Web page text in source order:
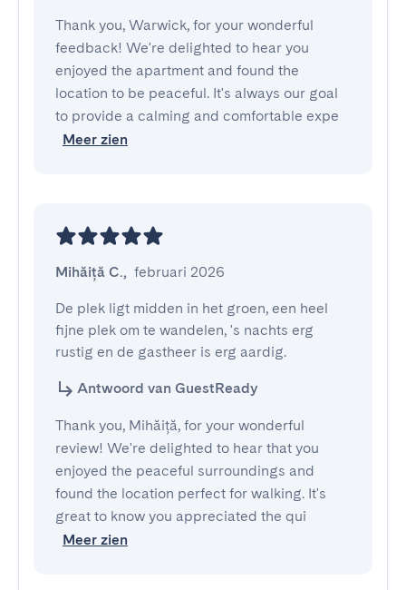
Thank you, Warwick, for your wonderful
feedback! We're delighted to hear you
enjoyed the apartment and found the
location to be peaceful. It's always our goal
to provide a calming and comfortable expe
Meer zien
Mihăiță C., februari 2026
De plek ligt midden in het groen, een heel
fijne plek om te wandelen, 's nachts erg
rustig en de gastheer is erg aardig.
Antwoord van GuestReady
Thank you, Mihăiță, for your wonderful
review! We're delighted to hear that you
enjoyed the peaceful surroundings and
found the location perfect for walking. It's
great to know you appreciated the qui
Meer zien